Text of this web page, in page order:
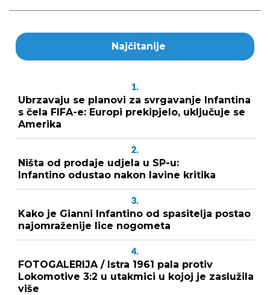
Najčitanije
1.
Ubrzavaju se planovi za svrgavanje Infantina
s čela FIFA-e: Europi prekipjelo, uključuje se
Amerika
2.
Ništa od prodaje udjela u SP-u:
Infantino odustao nakon lavine kritika
3.
Kako je Gianni Infantino od spasitelja postao
najomraženije lice nogometa
4.
FOTOGALERIJA / Istra 1961 pala protiv
Lokomotive 3:2 u utakmici u kojoj je zaslužila
više